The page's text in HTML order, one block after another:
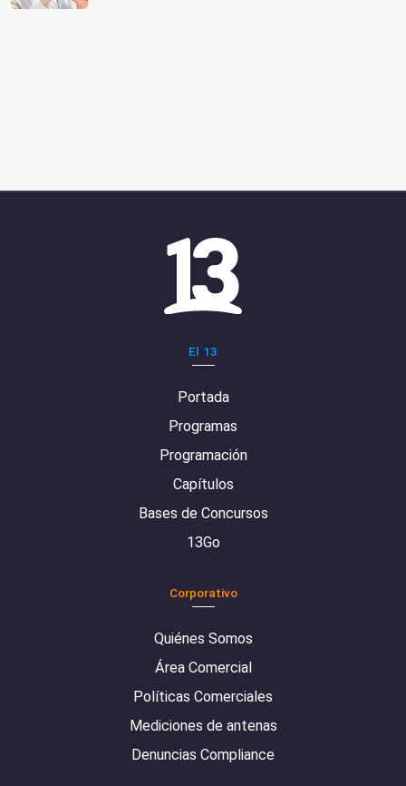
El 13
Portada
Programas
Programación
Capítulos
Bases de Concursos
13Go
Corporativo
Quiénes Somos
Área Comercial
Políticas Comerciales
Mediciones de antenas
Denuncias Compliance